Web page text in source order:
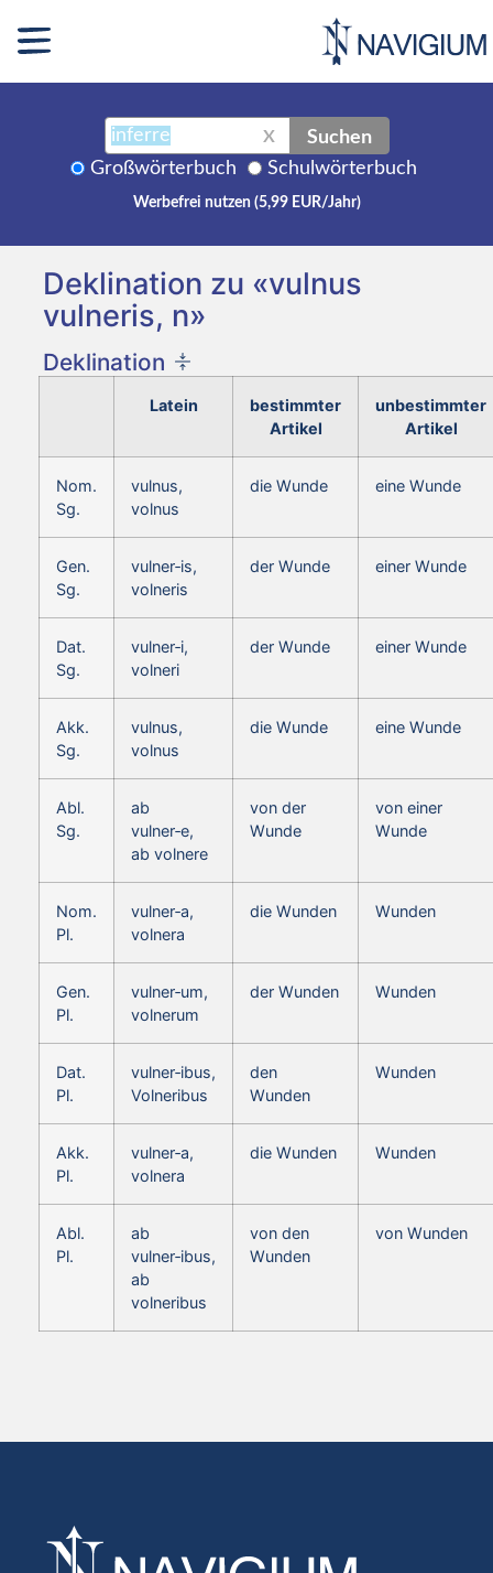
X Suchen
Großwörterbuch Schulwörterbuch
Werbefrei nutzen (5,99 EUR/Jahr)
Deklination zu «vulnus
vulneris, n»
Deklination
Latein
bestimmter
Artikel
unbestimmter
Artikel
Nom.
Sg.
vulnus,
volnus
die Wunde eine Wunde
Gen.
Sg.
vulner‑is,
volneris
der Wunde einer Wunde
Dat.
Sg.
vulner‑i,
volneri
der Wunde einer Wunde
Akk.
Sg.
vulnus,
volnus
die Wunde eine Wunde
Abl.
Sg.
ab
vulner‑e,
ab volnere
von der
Wunde
von einer
Wunde
Nom.
Pl.
vulner‑a,
volnera
die Wunden Wunden
Gen.
Pl.
vulner‑um,
volnerum
der Wunden Wunden
Dat.
Pl.
vulner‑ibus,
Volneribus
den
Wunden
Wunden
Akk.
Pl.
vulner‑a,
volnera
die Wunden Wunden
Abl.
Pl.
ab
vulner‑ibus,
ab
volneribus
von den
Wunden
von Wunden